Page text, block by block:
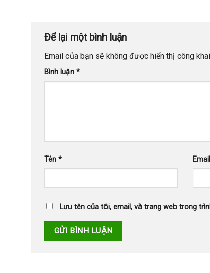
Để lại một bình luận
Email của bạn sẽ không được hiển thị công
Bình luận *
Tên *
Lưu tên của tôi, email, và trang web trong